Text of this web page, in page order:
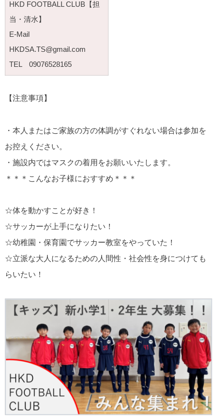
HKD FOOTBALL CLUB【担
当・清水】
E-Mail
HKDSA.TS@gmail.com
TEL 09076528165
【注意事項】
・本人またはご家族の方の体調がすぐれない場合は参加を
お控えください。
・施設内ではマスクの着用をお願いいたします。
＊＊＊こんなお子様におすすめ＊＊＊
☆体を動かすことが好き！
☆サッカーが上手になりたい！
☆幼稚園・保育園でサッカー教室をやっていた！
☆立派な大人になるための人間性・社会性を身につけても
らいたい！